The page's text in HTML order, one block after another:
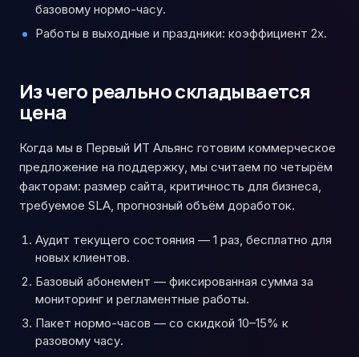
базовому нормо-часу.
Работы в выходные и праздники: коэффициент 2x.
Из чего реально складывается
цена
Когда мы в Первый ИТ Альянс готовим коммерческое
предложение на поддержку, мы считаем по четырём
факторам: размер сайта, критичность для бизнеса,
требуемое SLA, прогнозный объём доработок.
Аудит текущего состояния — 1 раз, бесплатно для
новых клиентов.
Базовый абонемент — фиксированная сумма за
мониторинг и регламентные работы.
Пакет нормо-часов — со скидкой 10–15% к
разовому часу.